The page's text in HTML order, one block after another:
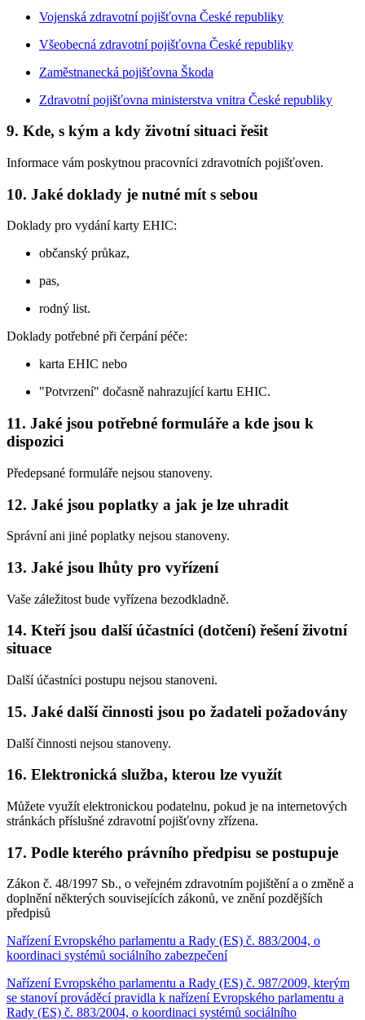
Vojenská zdravotní pojišťovna České republiky
Všeobecná zdravotní pojišťovna České republiky
Zaměstnanecká pojišťovna Škoda
Zdravotní pojišťovna ministerstva vnitra České republiky
9. Kde, s kým a kdy životní situaci řešit
Informace vám poskytnou pracovníci zdravotních pojišťoven.
10. Jaké doklady je nutné mít s sebou
Doklady pro vydání karty EHIC:
občanský průkaz,
pas,
rodný list.
Doklady potřebné při čerpání péče:
karta EHIC nebo
"Potvrzení" dočasně nahrazující kartu EHIC.
11. Jaké jsou potřebné formuláře a kde jsou k
dispozici
Předepsané formuláře nejsou stanoveny.
12. Jaké jsou poplatky a jak je lze uhradit
Správní ani jiné poplatky nejsou stanoveny.
13. Jaké jsou lhůty pro vyřízení
Vaše záležitost bude vyřízena bezodkladně.
14. Kteří jsou další účastníci (dotčení) řešení životní
situace
Další účastníci postupu nejsou stanoveni.
15. Jaké další činnosti jsou po žadateli požadovány
Další činnosti nejsou stanoveny.
16. Elektronická služba, kterou lze využít
Můžete využít elektronickou podatelnu, pokud je na internetových
stránkách příslušné zdravotní pojišťovny zřízena.
17. Podle kterého právního předpisu se postupuje
Zákon č. 48/1997 Sb., o veřejném zdravotním pojištění a o změně a
doplnění některých souvisejících zákonů, ve znění pozdějších
předpisů
Nařízení Evropského parlamentu a Rady (ES) č. 883/2004, o
koordinaci systémů sociálního zabezpečení
Nařízení Evropského parlamentu a Rady (ES) č. 987/2009, kterým
se stanoví prováděcí pravidla k nařízení Evropského parlamentu a
Rady (ES) č. 883/2004, o koordinaci systémů sociálního